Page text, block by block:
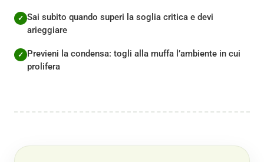
Sai subito quando superi la soglia critica e devi
arieggiare
Previeni la condensa: togli alla muffa l’ambiente in cui
prolifera